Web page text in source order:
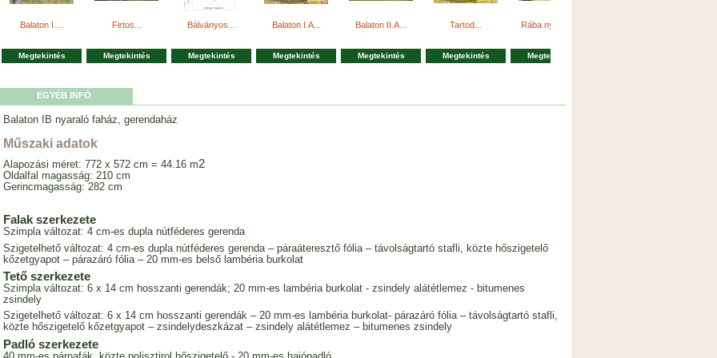
Balaton I....
Megtekintés
Firtos...
Megtekintés
Bálványos...
Megtekintés
Balaton I.A...
Megtekintés
Balaton II.A...
Megtekintés
Tartod...
Megtekintés
Rába nyaraló...
Megtekintés
EGYÉB INFÓ
Balaton IB nyaraló faház, gerendaház
Műszaki adatok
Alapozási méret: 772 x 572 cm = 44.16 m2
Oldalfal magasság: 210 cm
Gerincmagasság: 282 cm
Falak szerkezete
Szimpla változat: 4 cm-es dupla nútféderes gerenda
Szigetelhető változat: 4 cm-es dupla nútféderes gerenda – páraáteresztő fólia – távolságtartó stafli, közte hőszigetelő
kőzetgyapot – párazáró fólia – 20 mm-es belső lambéria burkolat
Tető szerkezete
Szimpla változat: 6 x 14 cm hosszanti gerendák; 20 mm-es lambéria burkolat - zsindely alátétlemez - bitumenes
zsindely
Szigetelhető változat: 6 x 14 cm hosszanti gerendák – 20 mm-es lambéria burkolat- párazáró fólia – távolságtartó stafli,
közte hőszigetelő kőzetgyapot – zsindelydeszkázat – zsindely alátétlemez – bitumenes zsindely
Padló szerkezete